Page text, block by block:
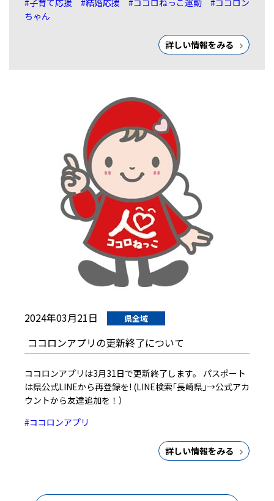
#子育て応援 #結婚応援 #ココロねっこ運動
#ココロン
ちゃん
詳しい情報をみる
2024年03月21日 県全域
ココロンアプリの更新終了について
ココロンアプリは3月31日で更新終了します。 パスポート
は県公式LINEから再登録を! (LINE検索｢長崎県｣→公式アカ
ウントから友達追加を！）
#ココロンアプリ
詳しい情報をみる